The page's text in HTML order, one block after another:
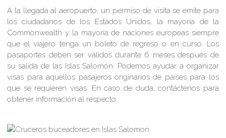
A la llegada al aeropuerto, un permiso de visita se emite para
los ciudadanos de los Estados Unidos, la mayoría de la
Commonwealth y la mayoría de naciones europeas siempre
que el viajero tenga un boleto de regreso o en curso. Los
pasaportes deben ser válidos durante 6 meses después de
su salida de las Islas Salomón. Podemos ayudar a organizar
visas para aquellos pasajeros originarios de países para los
que se requieren visas. En caso de duda, contáctenos para
obtener información al respecto.